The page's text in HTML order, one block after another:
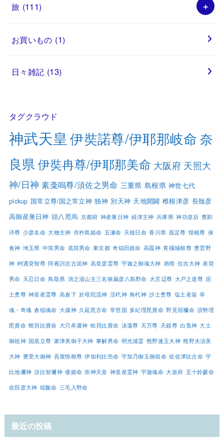
旅 (111)
お買いもの (1)
日々雑記 (13)
タグクラウド
神武天皇 伊奘諾尊/伊耶那岐命 奈
良県 伊奘冉尊/伊耶那美命 大阪府 天照大
神/日神 素戔嗚尊/須佐之男命 三重県 島根県 神世七代
pickup 国常立尊/国之常立神 独神 別天神 天地開闢 椎根津彦 長髄彦
高御産巣日神 頭八咫烏 京都府 神産巣日神 経津主神 兵庫県 神功皇后 豊斟
渟尊 少彦名命 大物主神 市杵島姫命 五瀬命 天穂日命 香川県 面足尊 惶根尊 保
食神 埼玉県 中筒男命 底筒男命 東京都 奇稲田姫命 高龗神 青橿城根尊 豊雲野
神 軻遇突智尊 阿夜訶志古泥神 高皇彦霊尊 宇迦之御魂大神 弟猾 住吉大神 表筒
男命 天忍日命 鳥取県 清之湯山主三名狭漏彦八島野命 大苫辺尊 大戸之道尊 泥
土煑尊 神皇産霊尊 高倉下 於母陀流神 活杙神 角杙神 沙土煑尊 塩土老翁 幸
魂・奇魂 倉稲魂命 大歳神 久延毘古命 常世国 多紀理毘賣命 野見宿禰命 須勢理
毘賣命 蚶貝比賣命 大穴牟遲神 蛤貝比賣命 沫蕩尊 天万尊 天鏡尊 白兎神 大土
御祖神 国底立尊 家津美御子大神 事解男命 明光浦霊 熊野速玉大神 熊野夫須美
大神 豊受大御神 吾屋惶根尊 伊加利比売命 宇加乃御玉御祖命 佐佐津比古命 宇
比地邇神 須比智邇神 倭姫命 崇神天皇 神皇産霊神 宇迦魂命 大坂府 五十鈴媛命
佐田彦大神 稲飯命 三毛入野命
最近の投稿